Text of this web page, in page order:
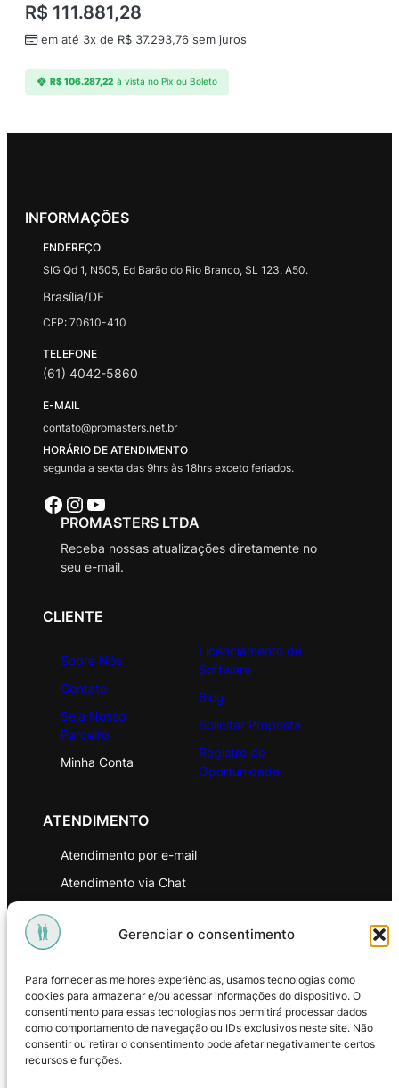
Gerenciar o consentimento
Para fornecer as melhores experiências, usamos tecnologias como
cookies para armazenar e/ou acessar informações do dispositivo. O
consentimento para essas tecnologias nos permitirá processar dados
como comportamento de navegação ou IDs exclusivos neste site. Não
consentir ou retirar o consentimento pode afetar negativamente certos
recursos e funções.
R$ 111.881,28
em até 3x de R$ 37.293,76 sem juros
R$106.287,22 à vista no Pix ou Boleto
INFORMAÇÕES
ENDEREÇO
SIG Qd 1, N505, Ed Barão do Rio Branco, SL 123, A50.
Brasília/DF
CEP: 70610-410
TELEFONE
(61) 4042-5860
E-MAIL
contato@promasters.net.br
HORÁRIO DE ATENDIMENTO
segunda a sexta das 9hrs às 18hrs exceto feriados.
Facebook Instagram Youtube
PROMASTERS LTDA
Receba nossas atualizações diretamente no
seu e-mail.
CLIENTE
Sobre Nós
Contato
Seja Nosso
Parceiro
Minha Conta
Licenciamento de
Software
Blog
Solicitar Proposta
Registro de
Oportunidade
ATENDIMENTO
Atendimento por e-mail
Atendimento via Chat
Política de Privacidade
Política de Troca e Devoluções
Política de Reembolso